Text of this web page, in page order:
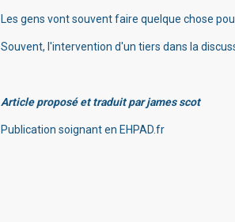
Les gens vont souvent faire quelque chose
Souvent, l'intervention d'un tiers dans la
Article proposé et traduit par james scot
Publication soignant en EHPAD.fr